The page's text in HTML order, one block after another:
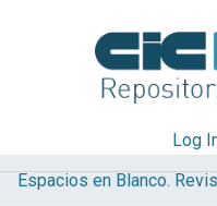
Log
Explorar